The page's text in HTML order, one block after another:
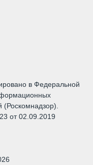
в Федеральной
(Роскомнадзор).
от 02.09.2019